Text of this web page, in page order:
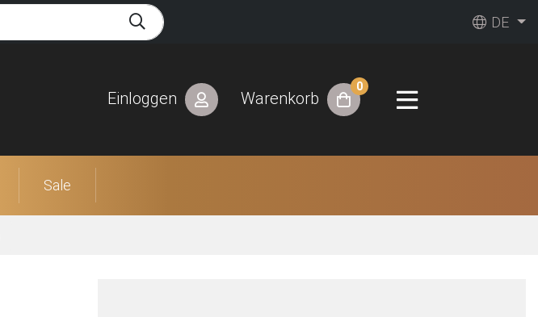
DE
Einloggen Warenkorb
0
Sale